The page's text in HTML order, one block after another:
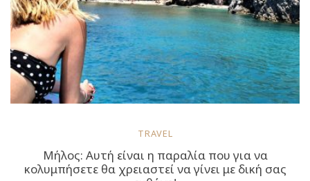
και
κάνει
με
το
Volcano
Boat
το
γύρο
του
TRAVEL
Μήλος: Αυτή είναι η παραλία που για να
κολυμπήσετε θα χρειαστεί να γίνει με δική σας